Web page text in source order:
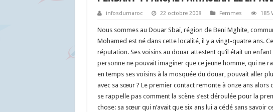
infosdumaroc 22 octobre 2008 Femmes 185
Nous sommes au Douar Sbaï, région de Beni Mghite,
Mohamed est né dans cette localité, il y a vingt-quatre ans.
réputation. Ses voisins au douar attestent qu’il était un
personne ne pouvait imaginer que ce jeune homme, qui ne
en temps ses voisins à la mosquée du douar, pouvait aller
avec sa sœur ? Le premier contact remonte à onze ans alors
se rappelle pas comment la scène s’est déroulée pour la
chose: sa sœur qui n’avait que six ans lui a cédé sans savoir